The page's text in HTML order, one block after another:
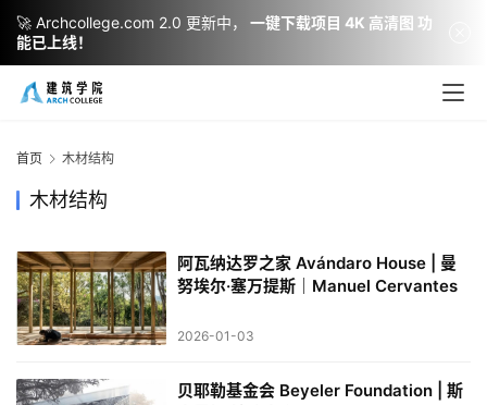
建
设
计
室
内
设
计
首页 木材结构
木材结构
阿瓦纳达罗之家 Avándaro House | 曼
努埃尔·塞万提斯｜Manuel Cervantes
2026-01-03
贝耶勒基金会 Beyeler Foundation | 斯
🚀 Archcollege.com 2.0 更新中，
一键下载项目 4K 高清图 功
能已上线！